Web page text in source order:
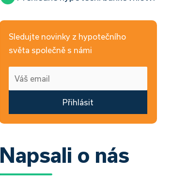
Sledujte novinky z hypotečního
světa společně s námi
Přihlásit
Napsali o nás